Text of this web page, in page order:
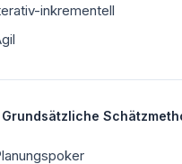
inkrementell
Grundsätzliche